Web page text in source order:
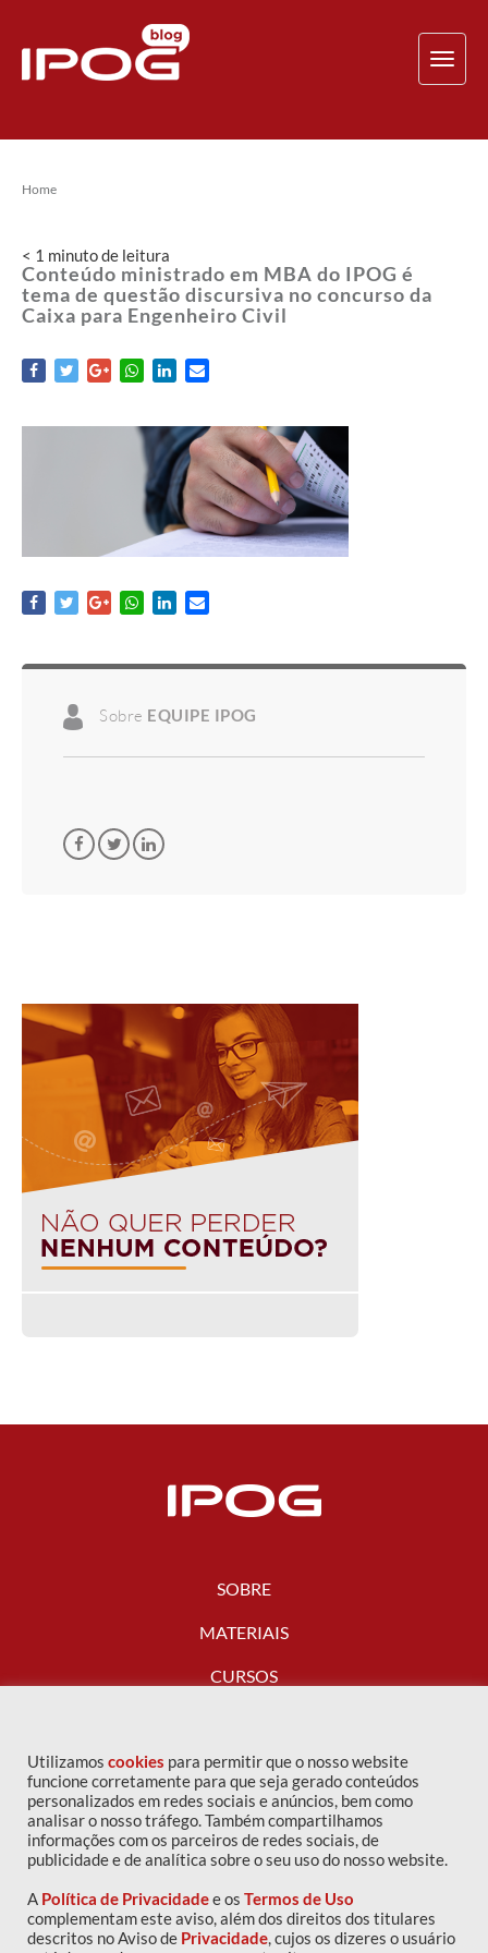
Home
< 1 minutode leitura
Conteúdo ministrado em MBA do IPOG é
tema de questão discursiva no concurso da
Caixa para Engenheiro Civil
Sobre EQUIPE IPOG
SOBRE
MATERIAIS
CURSOS
FALE CONOSCO
Utilizamos cookies para permitir que o nosso website
funcione corretamente para que seja gerado conteúdos
personalizados em redes sociais e anúncios, bem como
analisar o nosso tráfego. Também compartilhamos
informações com os parceiros de redes sociais, de
publicidade e de analítica sobre o seu uso do nosso website.
A Política de Privacidadee os Termos de Uso
complementam este aviso, além dos direitos dos titulares
descritos no Aviso de Privacidade, cujos os dizeres o usuário